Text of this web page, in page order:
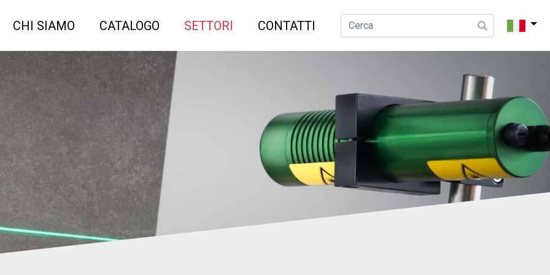
CHI SIAMO CATALOGO SETTORI CONTATTI